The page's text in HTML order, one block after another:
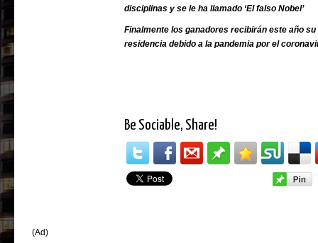
disciplinas y se le ha llamado ‘El falso Nobel’
Finalmente los ganadores recibirán este año
residencia debido a la pandemia por el
Be Sociable, Share!
(Ad)